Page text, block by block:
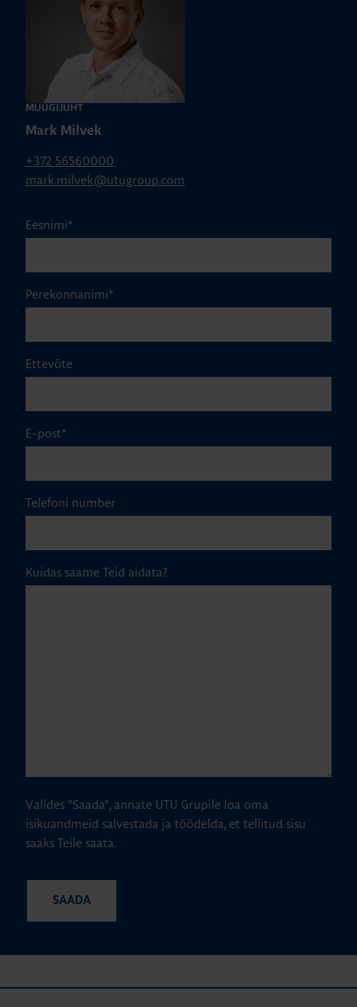
MÜÜGIJUHT
Mark Milvek
+372 56560000
mark.milvek@utugroup.com
Eesnimi*
Perekonnanimi*
Ettevõte
E-post*
Telefoni number
Kuidas saame Teid aidata?
Valides "Saada", annate UTU Grupile loa oma
isikuandmeid salvestada ja töödelda, et tellitud sisu
saaks Teile saata.